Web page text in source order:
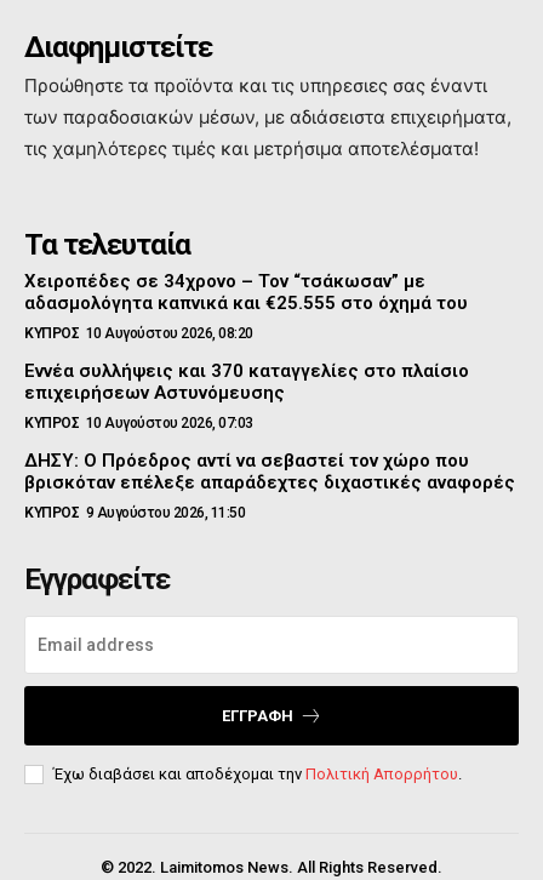
Διαφημιστείτε
Προώθηστε τα προϊόντα και τις υπηρεσιες σας έναντι
των παραδοσιακών μέσων, με αδιάσειστα επιχειρήματα,
τις χαμηλότερες τιμές και μετρήσιμα αποτελέσματα!
Τα τελευταία
Χειροπέδες σε 34χρονο – Τον “τσάκωσαν” με
αδασμολόγητα καπνικά και €25.555 στο όχημά του
ΚΥΠΡΟΣ 10 Αυγούστου 2026, 08:20
Εννέα συλλήψεις και 370 καταγγελίες στο πλαίσιο
επιχειρήσεων Αστυνόμευσης
ΚΥΠΡΟΣ 10 Αυγούστου 2026, 07:03
ΔΗΣΥ: Ο Πρόεδρος αντί να σεβαστεί τον χώρο που
βρισκόταν επέλεξε απαράδεχτες διχαστικές αναφορές
ΚΥΠΡΟΣ 9 Αυγούστου 2026, 11:50
Εγγραφείτε
ΕΓΓΡΑΦΉ
Έχω διαβάσει και αποδέχομαι την Πολιτική Απορρήτου
© 2022. Laimitomos News. All Rights Reserved.